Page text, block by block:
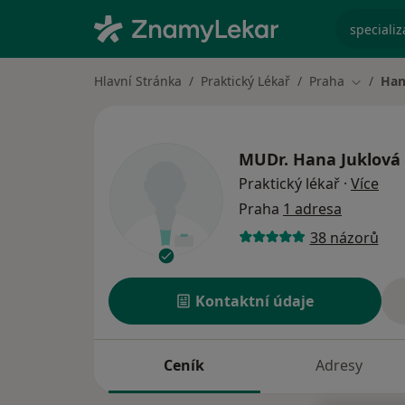
Hlavní Stránka Praktický Lékař Praha Změna
MUDr. Hana Juklová
Praktický lékař · Více
Praha 1 adresa
38 názorů
Kontaktní údaje
Ceník Adresy